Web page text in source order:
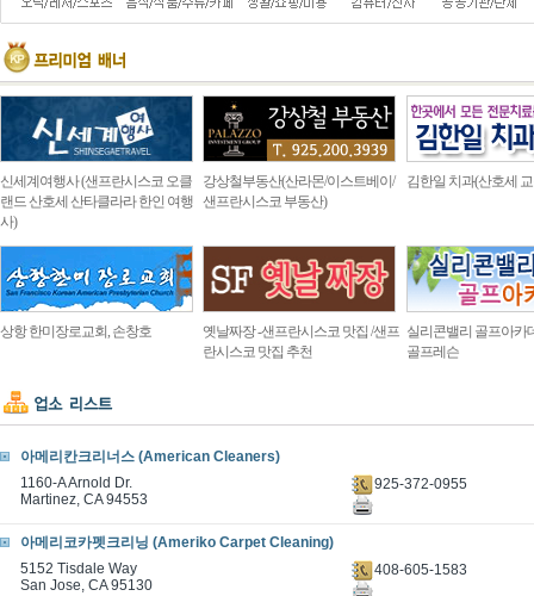
신세계여행사 (샌프란시스코 오클
랜드 산호세 산타클라라 한인 여행
사)
강상철부동산(산라몬/이스트베이/
샌프란시스코 부동산)
김한일 치과(산호세
상항 한미장로교회, 손창호
옛날짜장 -샌프란시스코 맛집 /샌프
란시스코 맛집 추천
실리콘밸리 골프아카
골프레슨
아메리칸크리너스 (American Cleaners)
1160-A Arnold Dr.
Martinez, CA 94553
925-372-0955
아메리코카펫크리닝 (Ameriko Carpet Cleaning)
5152 Tisdale Way
San Jose, CA 95130
408-605-1583